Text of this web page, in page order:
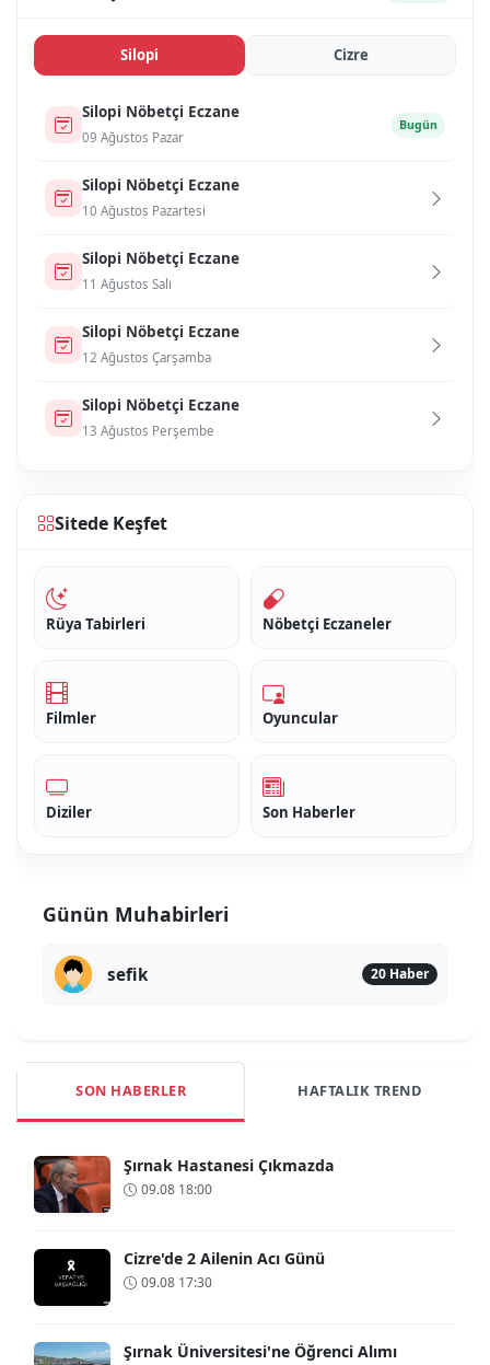
Si̇lopi̇ Ci̇zre
Si̇lopi̇ Nöbetçi Eczane
09 Ağustos Pazar
Bugün
Si̇lopi̇ Nöbetçi Eczane
10 Ağustos Pazartesi
Si̇lopi̇ Nöbetçi Eczane
11 Ağustos Salı
Si̇lopi̇ Nöbetçi Eczane
12 Ağustos Çarşamba
Si̇lopi̇ Nöbetçi Eczane
13 Ağustos Perşembe
Sitede Keşfet
Rüya Tabirleri Nöbetçi Eczaneler
Filmler Oyuncular
Diziler Son Haberler
Günün Muhabirleri
sefik 20 Haber
SON HABERLER HAFTALIK TREND
Şırnak Hastanesi Çıkmazda
09.08 18:00
Cizre'de 2 Ailenin Acı Günü
09.08 17:30
Şırnak Üniversitesi'ne Öğrenci Alımı